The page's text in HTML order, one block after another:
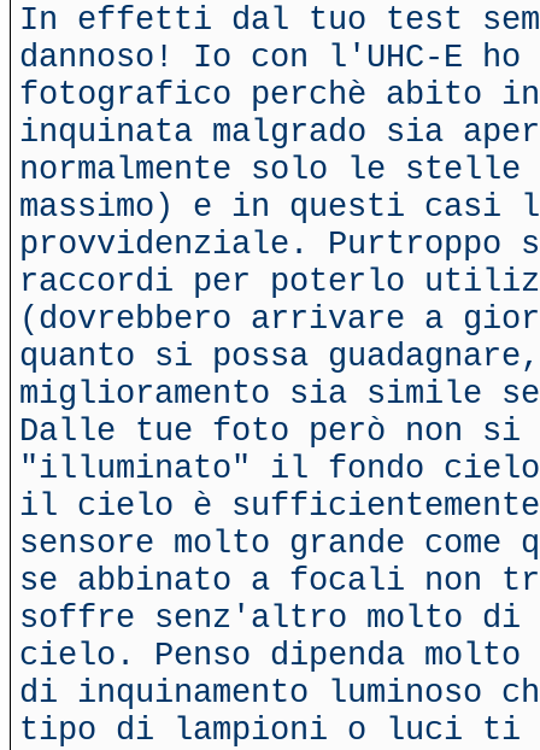
In effetti dal tuo test
dannoso! Io con l'UHC-E
fotografico perchè abito in
inquinata malgrado sia
normalmente solo le
massimo) e in questi
provvidenziale. Purtroppo
raccordi per poterlo
(dovrebbero arrivare a
quanto si possa
miglioramento sia simile
Dalle tue foto però non si
"illuminato" il fondo cielo
il cielo è sufficientemente
sensore molto grande
se abbinato a focali non
soffre senz'altro molto di
cielo. Penso dipenda
di inquinamento luminoso
tipo di lampioni o luci ti